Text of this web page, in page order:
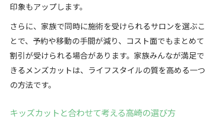
印象もアップします。
さらに、家族で同時に施術を受けられるサロンを選ぶこ
とで、予約や移動の手間が減り、コスト面でもまとめて
割引が受けられる場合があります。家族みんなが満足で
きるメンズカットは、ライフスタイルの質を高める一つ
の方法です。
キッズカットと合わせて考える高崎の選び方